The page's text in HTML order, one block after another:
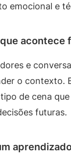
emocional e
acontece
e
o contexto.
de cena
futuras.